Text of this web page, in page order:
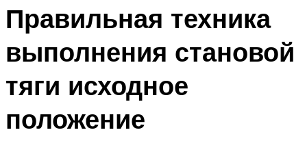
Правильная техника
выполнения становой
тяги исходное
положение